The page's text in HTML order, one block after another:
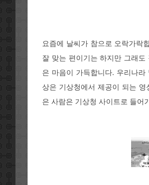
요즘에 날씨가 참으로 오락가락
잘 맞는 편이기는 하지만 그래
은 마음이 가득합니다. 우리나
상은 기상청에서 제공이 되는
은 사람은 기상청 사이트로 들어